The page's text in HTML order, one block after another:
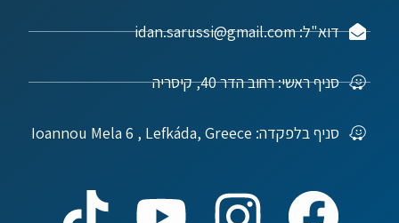
דוא"ל: idan.sarussi@gmail.com
סניף ראשי: רחוב הדר 40, קיסריה
סניף בלפקדה: Ioannou Mela 6 , Lefkáda, Greece